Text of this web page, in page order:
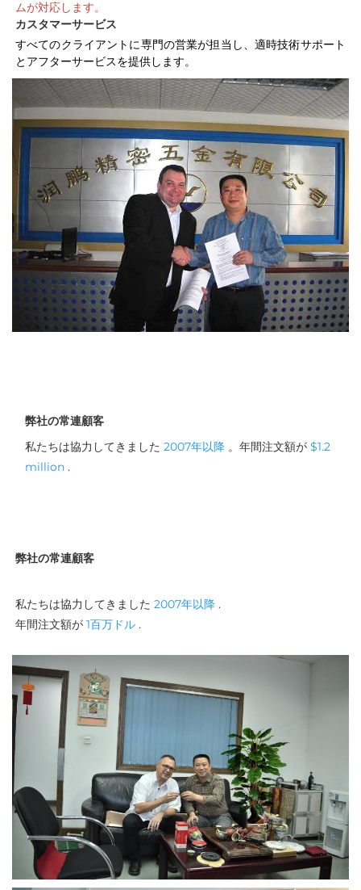
ムが対応します。
カスタマーサービス
すべてのクライアントに専門の営業が担当し、適時技術サポート
とアフターサービスを提供します。
弊社の常連顧客
私たちは協力してきました 2007年以降 。年間注文額が $1.2
million .
弊社の常連顧客
私たちは協力してきました 2007年以降 .
年間注文額が 1百万ドル .